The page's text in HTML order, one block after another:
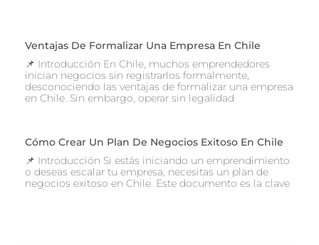
Ventajas De Formalizar Una Empresa En Chile
📌 Introducción En Chile, muchos emprendedores
inician negocios sin registrarlos formalmente,
desconociendo las ventajas de formalizar una empresa
en Chile. Sin embargo, operar sin legalidad
Cómo Crear Un Plan De Negocios Exitoso En Chile
📌 Introducción Si estás iniciando un emprendimiento
o deseas escalar tu empresa, necesitas un plan de
negocios exitoso en Chile. Este documento es la clave